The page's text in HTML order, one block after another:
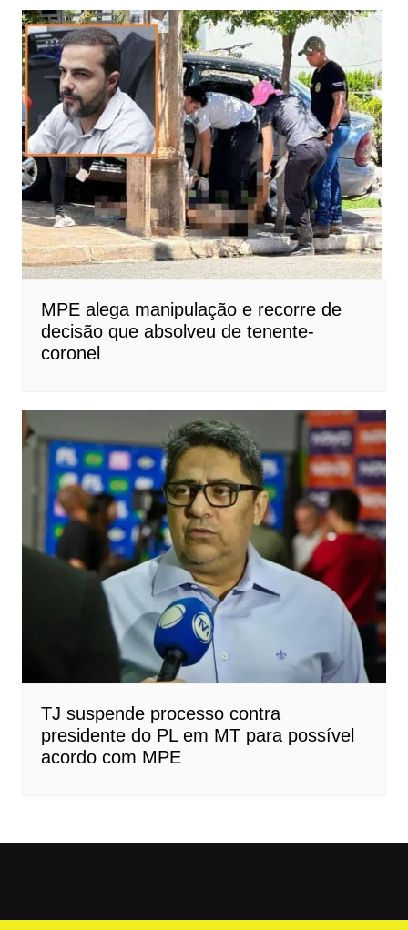
MPE alega manipulação e recorre de
decisão que absolveu de tenente-
coronel
TJ suspende processo contra
presidente do PL em MT para possível
acordo com MPE